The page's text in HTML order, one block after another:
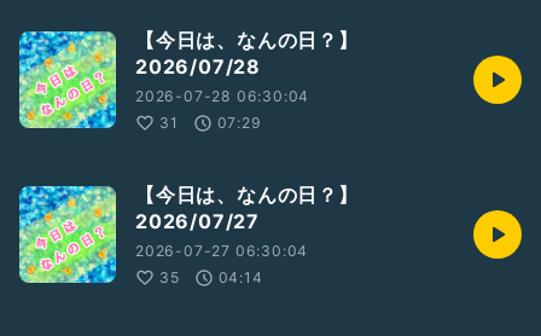
【今日は、なんの日？】
2026/07/28
2026-07-28 06:30:04
31
07:29
【今日は、なんの日？】
2026/07/27
2026-07-27 06:30:04
35
04:14